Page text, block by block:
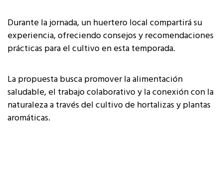
Durante la jornada, un huertero local compartirá su
experiencia, ofreciendo consejos y recomendaciones
prácticas para el cultivo en esta temporada.
La propuesta busca promover la alimentación
saludable, el trabajo colaborativo y la conexión con la
naturaleza a través del cultivo de hortalizas y plantas
aromáticas.